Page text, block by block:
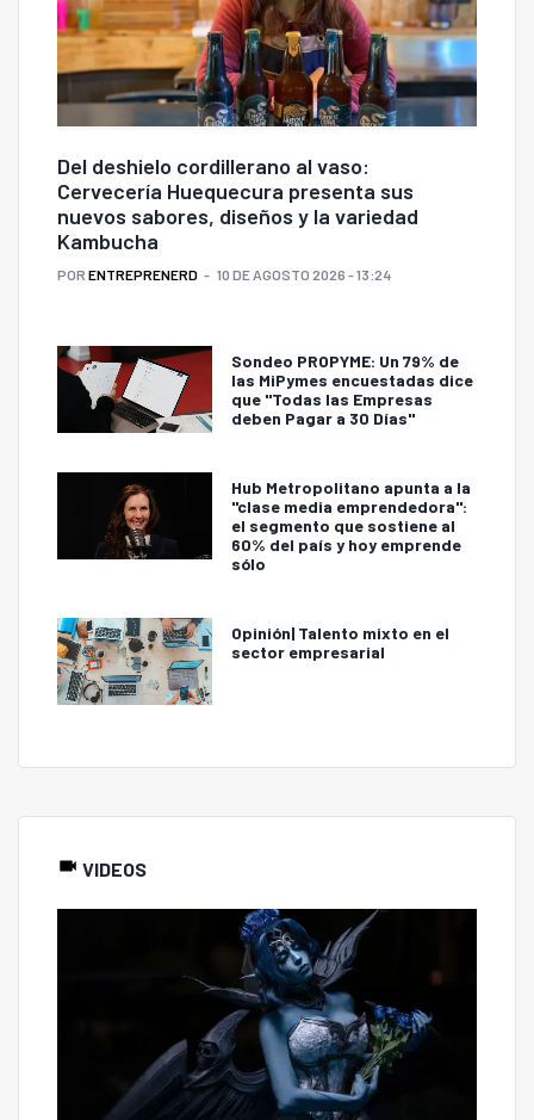
Del deshielo cordillerano al vaso:
Cervecería Huequecura presenta sus
nuevos sabores, diseños y la variedad
Kambucha
POR ENTREPRENERD 10 DE AGOSTO 2026 - 13:24
Sondeo PROPYME: Un 79% de
las MiPymes encuestadas dice
que "Todas las Empresas
deben Pagar a 30 Días"
Hub Metropolitano apunta a la
"clase media emprendedora":
el segmento que sostiene al
60% del país y hoy emprende
sólo
Opinión| Talento mixto en el
sector empresarial
VIDEOS